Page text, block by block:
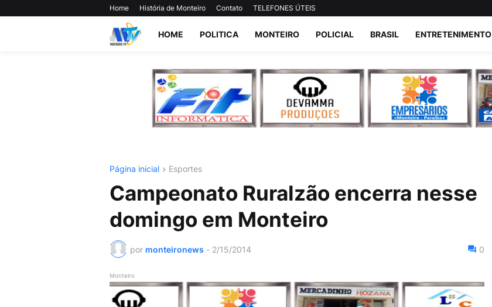
Home História de Monteiro Contato TELEFONES ÚTEIS
HOME POLITICA MONTEIRO POLICIAL BRASIL ENTRETENIMENTO
Página inicial Esportes
Campeonato Ruralzão encerra nesse
domingo em Monteiro
por monteironews - 2/15/2014 0
Monteiro